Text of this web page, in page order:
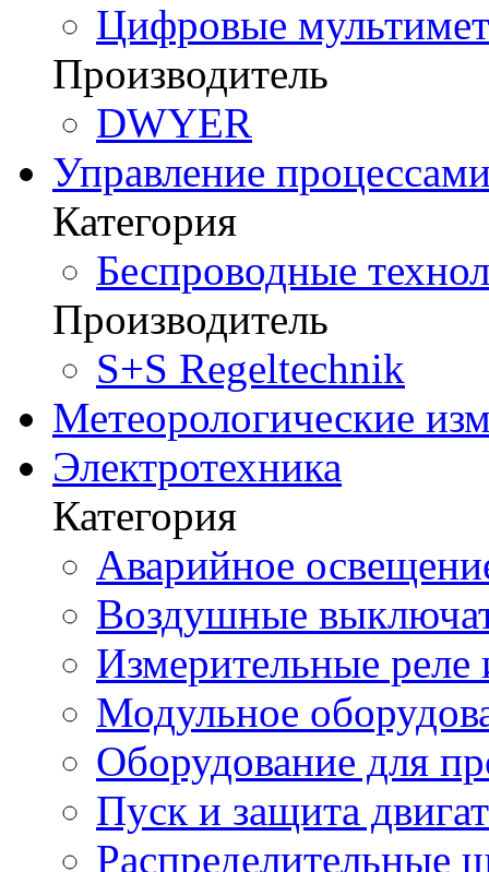
Цифровые
Производитель
DWYER
Управление
Категория
Беспроводные
Производитель
S+S Regeltechnik
Метеорологические
Электротехника
Категория
Аварийное
Воздушные
Измерительные реле
Модульное
Оборудование для
Пуск и защита
Распределительные